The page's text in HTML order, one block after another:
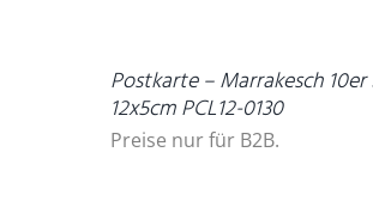
Postkarte – Marrakesch 10er
12x5cm PCL12-0130
Preise nur für B2B.